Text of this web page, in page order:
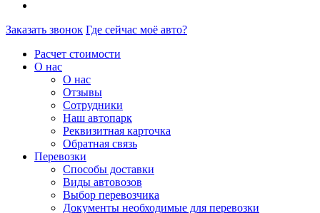
Заказать звонок Где сейчас моё авто?
Расчет стоимости
О нас
О нас
Отзывы
Сотрудники
Наш автопарк
Реквизитная карточка
Обратная связь
Перевозки
Способы доставки
Виды автовозов
Выбор перевозчика
Документы необходимые для перевозки